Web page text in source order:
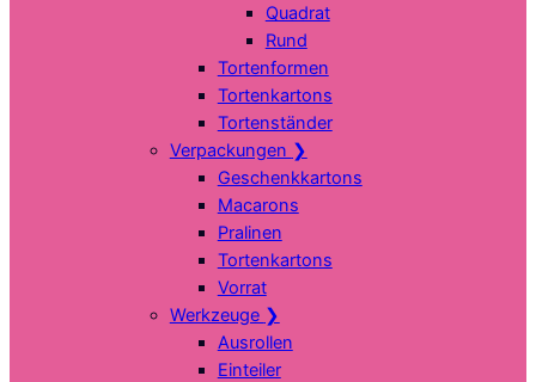
Quadrat
Rund
Tortenformen
Tortenkartons
Tortenständer
Verpackungen ❯
Geschenkkartons
Macarons
Pralinen
Tortenkartons
Vorrat
Werkzeuge ❯
Ausrollen
Einteiler